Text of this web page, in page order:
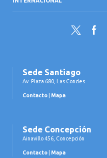
Twitter
Sede Santiago
Av. Plaza 680, Las Condes
Contacto Mapa
Sede Concepción
Ainavillo 456, Concepción
Contacto Mapa